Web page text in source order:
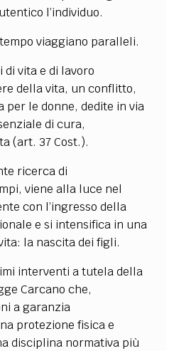
l’individuo.
viaggiano paralleli.
di vita e di lavoro
della vita, un conflitto,
per le donne, dedite in via
di cura,
(art. 37 Cost.).
ricerca di
viene alla luce nel
con l’ingresso della
e si intensifica in una
la nascita dei figli.
interventi a tutela della
Carcano che,
a garanzia
protezione fisica e
disciplina normativa più